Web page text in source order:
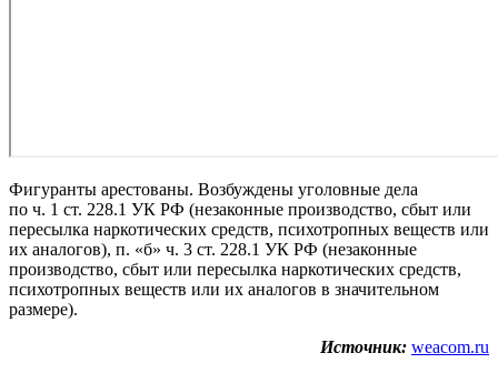
Фигуранты арестованы. Возбуждены уголовные дела
по ч. 1 ст. 228.1 УК РФ (незаконные производство, сбыт или
пересылка наркотических средств, психотропных веществ или
их аналогов), п. «б» ч. 3 ст. 228.1 УК РФ (незаконные
производство, сбыт или пересылка наркотических средств,
психотропных веществ или их аналогов в значительном
размере).
Источник: weacom.ru